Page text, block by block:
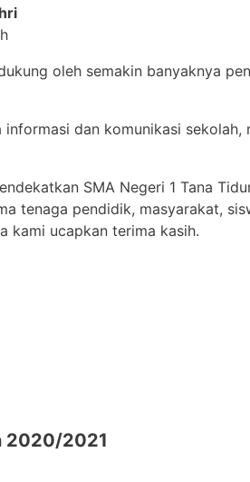
oleh semakin banyaknya
dan komunikasi
SMA Negeri 1 Tana
tenaga pendidik, masyarakat,
kami ucapkan terima kasih.
2020/2021